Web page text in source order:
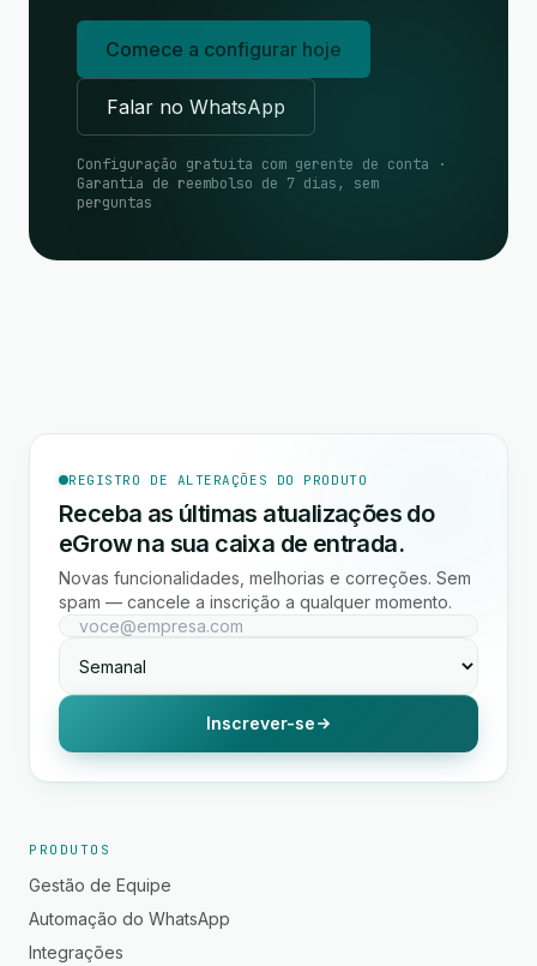
Comece a configurar hoje
Falar no WhatsApp
Configuração gratuita com gerente de conta ·
Garantia de reembolso de 7 dias, sem
perguntas
REGISTRO DE ALTERAÇÕES DO PRODUTO
Receba as últimas atualizações do
eGrow na sua caixa de entrada.
Novas funcionalidades, melhorias e correções. Sem
spam — cancele a inscrição a qualquer momento.
Inscrever-se
PRODUTOS
Gestão de Equipe
Automação do WhatsApp
Integrações